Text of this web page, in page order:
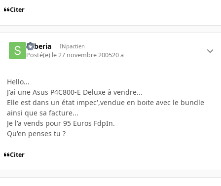
Citer
Syberia INpactien
Posté(e) le 27 novembre 200520 a
Hello...
J'ai une Asus P4C800-E Deluxe à vendre...
Elle est dans un état impec',vendue en boite avec le bundle
ainsi que sa facture...
Je l'a vends pour 95 Euros FdpIn.
Qu'en penses tu ?
Citer